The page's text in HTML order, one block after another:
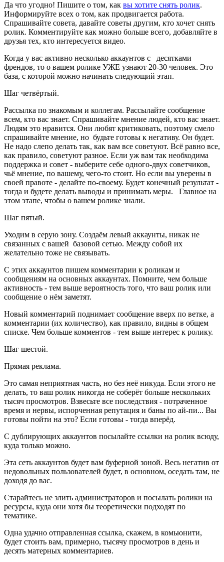
Да что угодно! Пишите о том, как вы хотите снять ролик.
Информируйте всех о том, как продвигается работа.
Спрашивайте совета, давайте советы другим, кто хочет снять
ролик. Комментируйте как можно больше всего, добавляйте в
друзья тех, кто интересуется видео.
Когда у вас активно несколько аккаунтов с десятками
френдов, то о вашем ролике УЖЕ узнают 20-30 человек. Это
база, с которой можно начинать следующий этап.
Шаг четвёртый.
Рассылка по знакомым и коллегам. Рассылайте сообщение
всем, кто вас знает. Спрашивайте мнение людей, кто вас знает.
Людям это нравится. Они любят критиковать, поэтому смело
спрашивайте мнение, но будьте готовы к негативу. Он будет.
Не надо слепо делать так, как вам все советуют. Всё равно все,
как правило, советуют разное. Если уж вам так необходима
поддержка и совет - выберите себе одного-двух советчиков,
чьё мнение, по вашему, чего-то стоит. Но если вы уверены в
своей правоте - делайте по-своему. Будет конечный результат -
тогда и будете делать выводы и принимать меры. Главное на
этом этапе, чтобы о вашем ролике знали.
Шаг пятый.
Уходим в серую зону. Создаём левый аккаунты, никак не
связанных с вашей базовой сетью. Между собой их
желательно тоже не связывать.
С этих аккаунтов пишем комментарии к роликам и
сообщениям на основных аккаунтах. Помните, чем больше
активность - тем выше вероятность того, что ваш ролик или
сообщение о нём заметят.
Новый комментарий поднимает сообщение вверх по ветке, а
комментарии (их количество), как правило, видны в общем
списке. Чем больше комментов - тем выше интерес к ролику.
Шаг шестой.
Прямая реклама.
Это самая неприятная часть, но без неё никуда. Если этого не
делать, то ваш ролик никогда не соберёт больше нескольких
тысяч просмотров. Взвесьте все последствия - потраченное
время и нервы, испорченная репутация и баны по ай-пи... Вы
готовы пойти на это? Если готовы - тогда вперёд.
С дублирующих аккаунтов посылайте ссылки на ролик всюду,
куда только можно.
Эта сеть аккаунтов будет вам буферной зоной. Весь негатив от
недовольных пользователей будет, в основном, оседать там, не
доходя до вас.
Старайтесь не злить администраторов и посылать ролики на
ресурсы, куда они хотя бы теоретически подходят по
тематике.
Одна удачно отправленная ссылка, скажем, в комьюнити,
будет стоить вам, примерно, тысячу просмотров в день и
десять матерных комментариев.